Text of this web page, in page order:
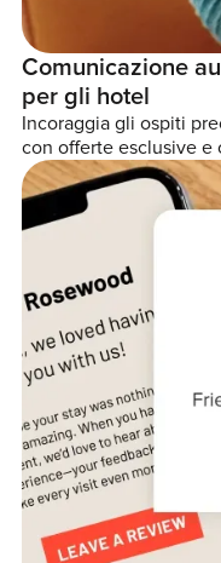
Comunicazione
per gli hotel
Incoraggia gli ospiti
con offerte esclusive e